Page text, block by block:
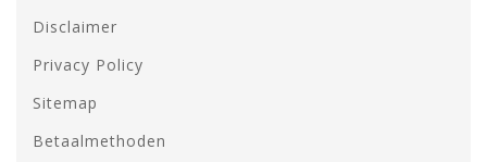
Disclaimer
Privacy Policy
Sitemap
Betaalmethoden